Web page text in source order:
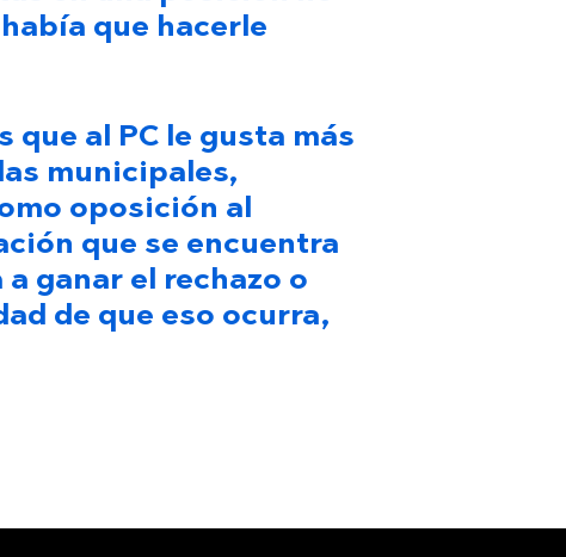
que hacerle
que al PC le gusta más
municipales,
oposición al
que se encuentra
a ganar el rechazo o
de que eso ocurra,